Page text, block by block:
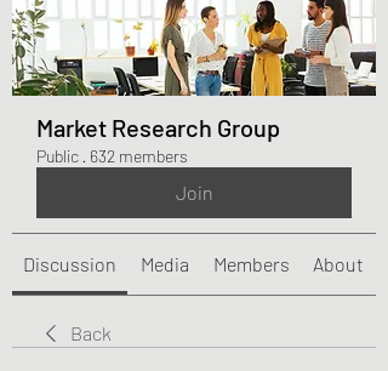
Market Research Group
Public · 632 members
Join
Discussion Media Members About
Back